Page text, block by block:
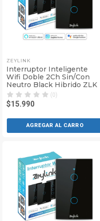
ZEYLINK
Interruptor Inteligente
Wifi Doble 2Ch Sin/Con
Neutro Black Hibrido ZLK
(0)
$15.990
AGREGAR AL CARRO